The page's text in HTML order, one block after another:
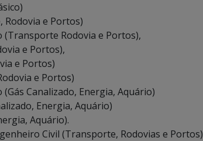
Rodovia e Portos)
(Transporte Rodovia e Portos),
e Portos),
e Portos)
e Portos)
Canalizado, Energia, Aquário)
Energia, Aquário)
Aquário).
Civil (Transporte, Rodovias e Portos)